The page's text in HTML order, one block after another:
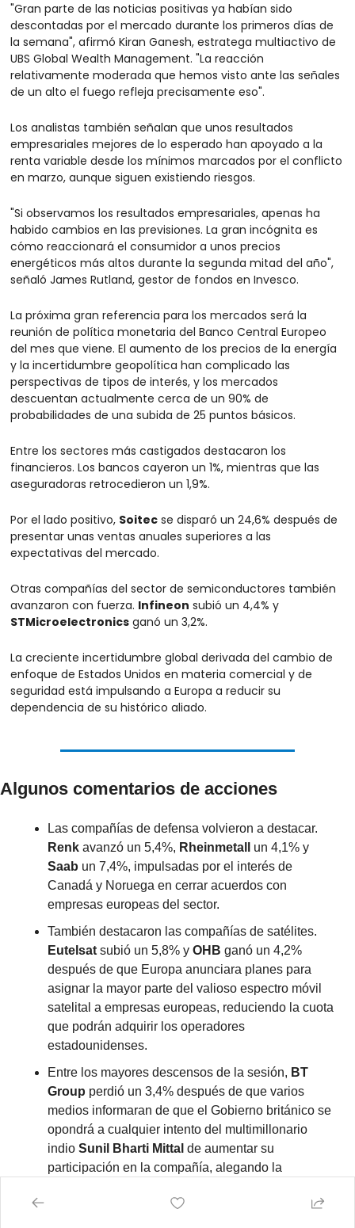
"Gran parte de las noticias positivas ya habían sido
descontadas por el mercado durante los primeros días de
la semana", afirmó Kiran Ganesh, estratega multiactivo de
UBS Global Wealth Management. "La reacción
relativamente moderada que hemos visto ante las señales
de un alto el fuego refleja precisamente eso".
Los analistas también señalan que unos resultados
empresariales mejores de lo esperado han apoyado a la
renta variable desde los mínimos marcados por el conflicto
en marzo, aunque siguen existiendo riesgos.
"Si observamos los resultados empresariales, apenas ha
habido cambios en las previsiones. La gran incógnita es
cómo reaccionará el consumidor a unos precios
energéticos más altos durante la segunda mitad del año",
señaló James Rutland, gestor de fondos en Invesco.
La próxima gran referencia para los mercados será la
reunión de política monetaria del Banco Central Europeo
del mes que viene. El aumento de los precios de la energía
y la incertidumbre geopolítica han complicado las
perspectivas de tipos de interés, y los mercados
descuentan actualmente cerca de un 90% de
probabilidades de una subida de 25 puntos básicos.
Entre los sectores más castigados destacaron los
financieros. Los bancos cayeron un 1%, mientras que las
aseguradoras retrocedieron un 1,9%.
Por el lado positivo, Soitec se disparó un 24,6% después de
presentar unas ventas anuales superiores a las
expectativas del mercado.
Otras compañías del sector de semiconductores también
avanzaron con fuerza. Infineon
subió un 4,4% y
STMicroelectronics ganó un 3,2%.
La creciente incertidumbre global derivada del cambio de
enfoque de Estados Unidos en materia comercial y de
seguridad está impulsando a Europa a reducir su
dependencia de su histórico aliado.
Algunos comentarios de acciones
Renk avanzó un 5,4%, Rheinmetall
un 4,1% y
Saab un 7,4%, impulsadas por el interés de
Canadá y Noruega en cerrar acuerdos con
empresas europeas del sector.
Eutelsat subió un 5,8% y OHB ganó un 4,2%
después de que Europa anunciara planes para
asignar la mayor parte del valioso espectro móvil
satelital a empresas europeas, reduciendo la cuota
que podrán adquirir los operadores
estadounidenses.
Entre los mayores descensos de la sesión, BT
Group perdió un 3,4% después de que varios
medios informaran de que el Gobierno británico se
opondrá a cualquier intento del multimillonario
indio Sunil Bharti Mittal de aumentar su
participación en la compañía, alegando la
una infraestructura nacional considerada crítica.